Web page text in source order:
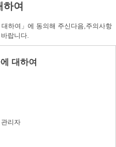
여
하여」에 동의해 주신다음,주의사항
랍니다.
대하여
리자